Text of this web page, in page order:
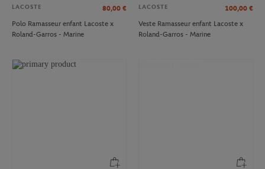
LACOSTE 80,00 €
Polo Ramasseur enfant Lacoste x
Roland-Garros - Marine
LACOSTE 100,00 €
Veste Ramasseur enfant Lacoste x
Roland-Garros - Marine